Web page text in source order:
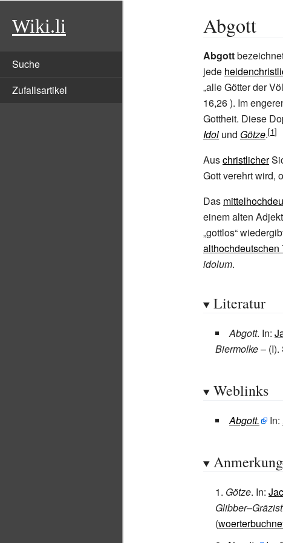
Wiki.li
Suche
Zufallsartikel
Abgott
Abgott
jede
16,26). Im
Gottheit. Diese
Idol und Götze.
Auschristlicher
Gott verehrt wird,
Das
einem alten
„gottlos“
althochdeutschen
idolum.
Literatur
Abgott. In:
Biermolke– (I).
Weblinks
Abgott. In:
Götze. In:
Glibber–Gräzist
(